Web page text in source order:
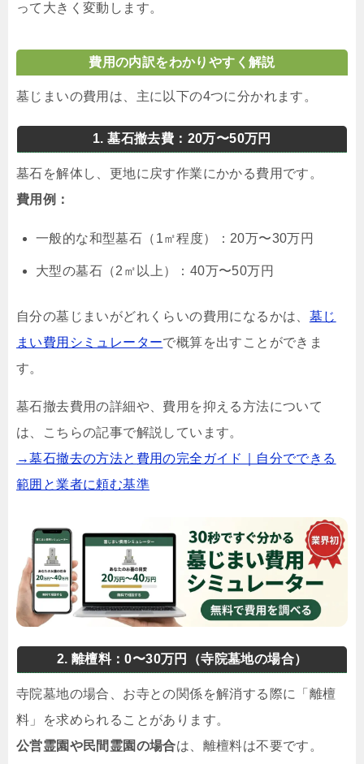
って大きく変動します。
費用の内訳をわかりやすく解説
墓じまいの費用は、主に以下の4つに分かれます。
1. 墓石撤去費：20万〜50万円
墓石を解体し、更地に戻す作業にかかる費用です。
費用例：
一般的な和型墓石（1㎡程度）：20万〜30万円
大型の墓石（2㎡以上）：40万〜50万円
自分の墓じまいがどれくらいの費用になるかは、 墓じ
まい費用シミュレーターで概算を出すことができま
す。
墓石撤去費用の詳細や、費用を抑える方法について
は、こちらの記事で解説しています。
→墓石撤去の方法と費用の完全ガイド｜自分でできる
範囲と業者に頼む基準
2. 離檀料：0〜30万円（寺院墓地の場合）
寺院墓地の場合、お寺との関係を解消する際に「離檀
料」を求められることがあります。
公営霊園や民間霊園の場合は、離檀料は不要です。